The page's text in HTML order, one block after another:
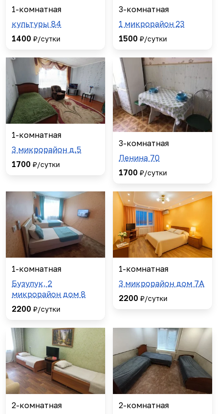
1-комнатная
культуры 84
1400 ₽/сутки
3-комнатная
1 микрорайон 23
1500 ₽/сутки
1-комнатная
3 микрорайон д.5
1700 ₽/сутки
3-комнатная
Ленина 70
1700 ₽/сутки
1-комнатная
Бузулук, 2
микрорайон дом 8
2200 ₽/сутки
1-комнатная
3 микрорайон дом 7А
2200 ₽/сутки
2-комнатная
2-комнатная